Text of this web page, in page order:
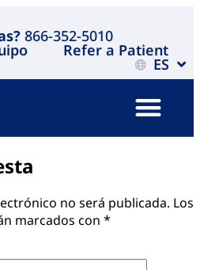
866-352-5010
Refer a Patient
ES
no será publicada. Los
marcados con *